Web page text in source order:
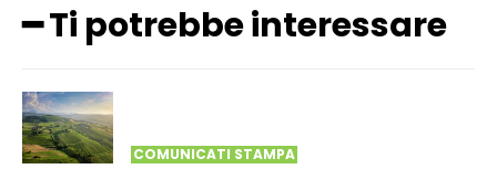
━ Ti potrebbe interessare
COMUNICATI STAMPA